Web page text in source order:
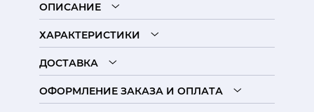
ОПИСАНИЕ
ХАРАКТЕРИСТИКИ
ДОСТАВКА
ОФОРМЛЕНИЕ ЗАКАЗА И ОПЛАТА